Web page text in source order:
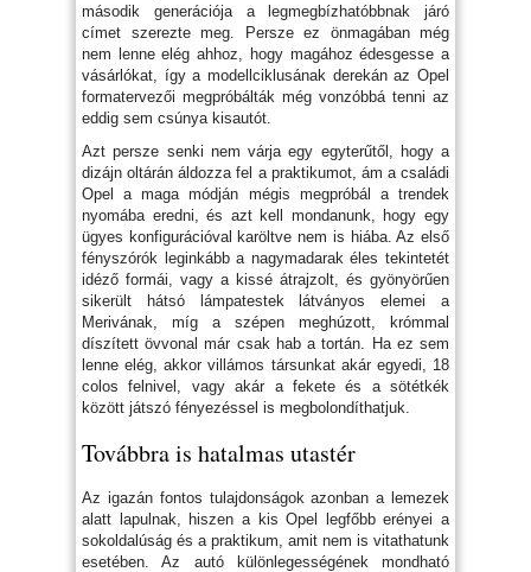
második generációja a legmegbízhatóbbnak járó
címet szerezte meg. Persze ez önmagában még
nem lenne elég ahhoz, hogy magához édesgesse a
vásárlókat, így a modellciklusának derekán az Opel
formatervezői megpróbálták még vonzóbbá tenni az
eddig sem csúnya kisautót.
Azt persze senki nem várja egy egyterűtől, hogy a
dizájn oltárán áldozza fel a praktikumot, ám a családi
Opel a maga módján mégis megpróbál a trendek
nyomába eredni, és azt kell mondanunk, hogy egy
ügyes konfigurációval karöltve nem is hiába. Az első
fényszórók leginkább a nagymadarak éles tekintetét
idéző formái, vagy a kissé átrajzolt, és gyönyörűen
sikerült hátsó lámpatestek látványos elemei a
Merivának, míg a szépen meghúzott, krómmal
díszített övvonal már csak hab a tortán. Ha ez sem
lenne elég, akkor villámos társunkat akár egyedi, 18
colos felnivel, vagy akár a fekete és a sötétkék
között játszó fényezéssel is megbolondíthatjuk.
Továbbra is hatalmas utastér
Az igazán fontos tulajdonságok azonban a lemezek
alatt lapulnak, hiszen a kis Opel legfőbb erényei a
sokoldalúság és a praktikum, amit nem is vitathatunk
esetében. Az autó különlegességének mondható